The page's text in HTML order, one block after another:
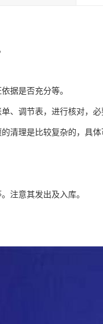
据是否充分等。
、调节表，进行核对，必
清理是比较复杂的，具
注意其发出及入库。